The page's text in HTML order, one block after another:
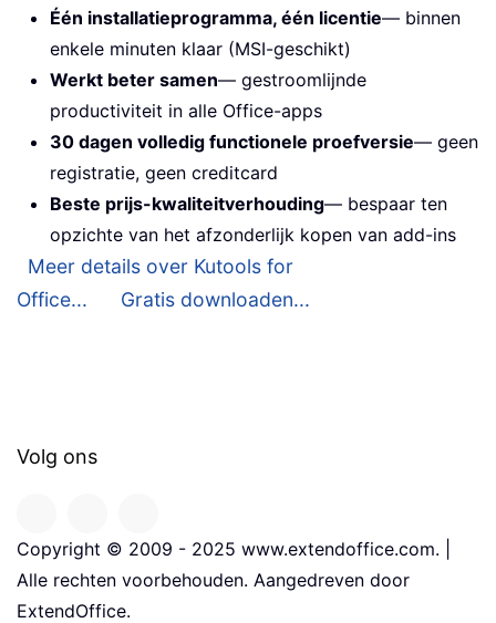
Één installatieprogramma, één licentie— binnen
enkele minuten klaar (MSI-geschikt)
Werkt beter samen— gestroomlijnde
productiviteit in alle Office-apps
30 dagen volledig functionele proefversie— geen
registratie, geen creditcard
Beste prijs-kwaliteitverhouding— bespaar ten
opzichte van het afzonderlijk kopen van add-ins
Meer details over Kutools for
Office...
Gratis downloaden...
Volg ons
Copyright © 2009 - 2025 www.extendoffice.com. |
Alle rechten voorbehouden. Aangedreven door
ExtendOffice.